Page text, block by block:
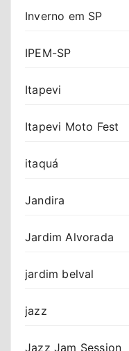
Inverno em SP
IPEM-SP
Itapevi
Itapevi Moto Fest
itaquá
Jandira
Jardim Alvorada
jardim belval
jazz
Jazz Jam Session